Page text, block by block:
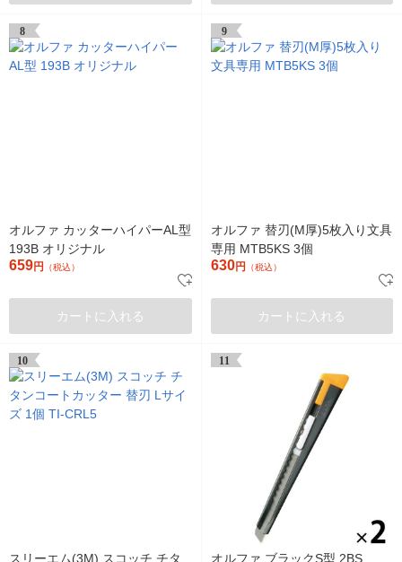
8
オルファ カッターハイパーAL型
193B オリジナル
659円 （税込）
カートに入れる
9
オルファ 替刃(M厚)5枚入り文具
専用 MTB5KS 3個
630円 （税込）
カートに入れる
10
スリーエム(3M) スコッチ チタ
11
オルファ ブラックS型 2BS